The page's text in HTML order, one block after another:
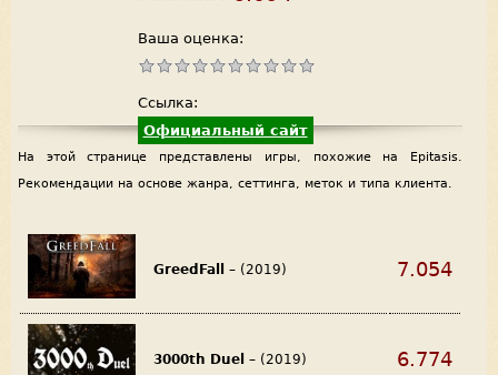
Ваша оценка:
Ссылка:
Официальный сайт
На этой странице представлены игры, похожие на Epitasis.
Рекомендации на основе жанра, сеттинга, меток и типа клиента.
GreedFall – (2019) 7.054
3000th Duel – (2019) 6.774